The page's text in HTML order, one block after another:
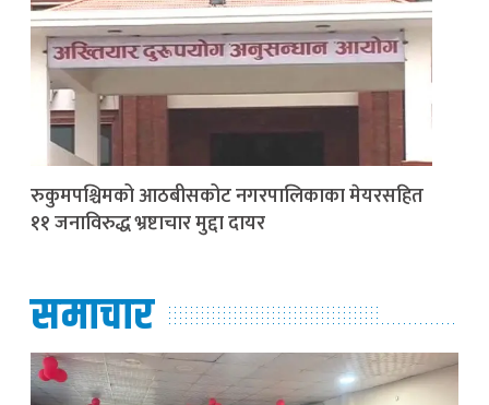
रुकुमपश्चिमको आठबीसकोट नगरपालिकाका मेयरसहित
११ जनाविरुद्ध भ्रष्टाचार मुद्दा दायर
समाचार